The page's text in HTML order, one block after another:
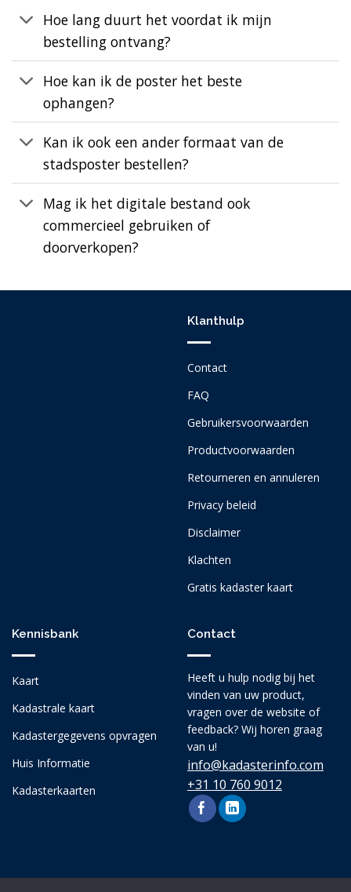
Hoe lang duurt het voordat ik mijn
bestelling ontvang?
Hoe kan ik de poster het beste
ophangen?
Kan ik ook een ander formaat van de
stadsposter bestellen?
Mag ik het digitale bestand ook
commercieel gebruiken of
doorverkopen?
Klanthulp
Contact
FAQ
Gebruikersvoorwaarden
Productvoorwaarden
Retourneren en annuleren
Privacy beleid
Disclaimer
Klachten
Gratis kadaster kaart
Kennisbank
Kaart
Kadastrale kaart
Kadastergegevens opvragen
Huis Informatie
Kadasterkaarten
Contact
Heeft u hulp nodig bij het
vinden van uw product,
vragen over de website of
feedback? Wij horen graag
van u!
info@kadasterinfo.com
+31 10 760 9012